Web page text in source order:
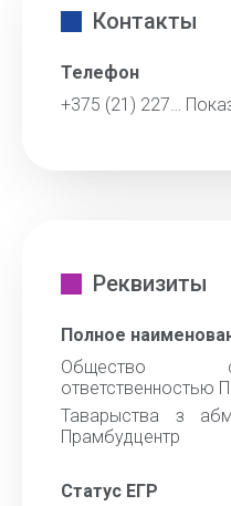
Контакты
Телефон
+375 (21) 227…
Реквизиты
Полное
Общество с
ответственностью
Таварыства з
Прамбудцентр
Статус ЕГР